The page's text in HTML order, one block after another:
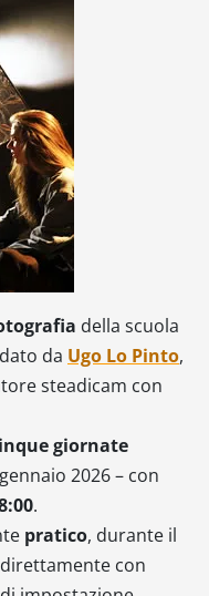
della scuola
da Ugo Lo Pinto,
steadicam con
giornate
2026 – con
.
pratico, durante il
con